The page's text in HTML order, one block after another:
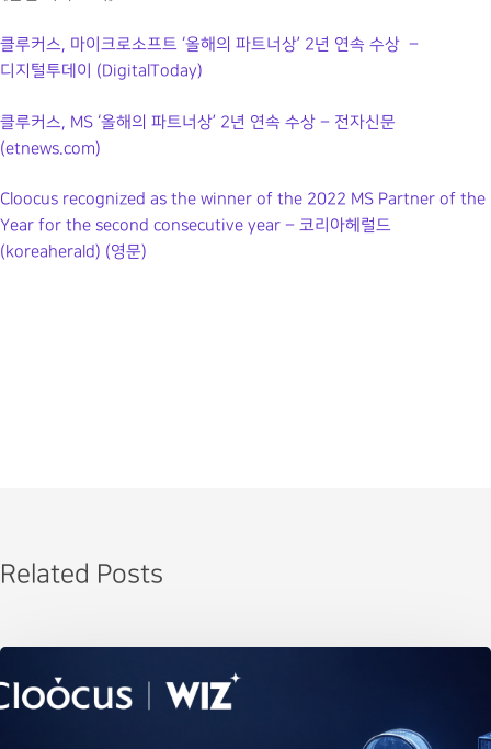
클루커스, 마이크로소프트 ‘올해의 파트너상’ 2년 연속 수상 –
디지털투데이 (DigitalToday)
클루커스, MS ‘올해의 파트너상’ 2년 연속 수상 – 전자신문
(etnews.com)
Cloocus recognized as the winner of the 2022 MS Partner of the
Year for the second consecutive year – 코리아헤럴드
(koreaherald) (영문)
Related Posts